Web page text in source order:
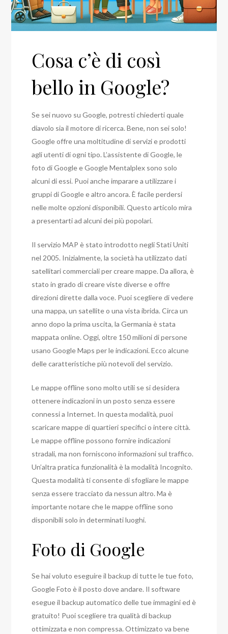
Cosa c’è di così
bello in Google?
Se sei nuovo su Google, potresti chiederti quale
diavolo sia il motore di ricerca. Bene, non sei solo!
Google offre una moltitudine di servizi e prodotti
agli utenti di ogni tipo. L’assistente di Google, le
foto di Google e Google Mentalplex sono solo
alcuni di essi. Puoi anche imparare a utilizzare i
gruppi di Google e altro ancora. È facile perdersi
nelle molte opzioni disponibili. Questo articolo mira
a presentarti ad alcuni dei più popolari.
Il servizio MAP è stato introdotto negli Stati Uniti
nel 2005. Inizialmente, la società ha utilizzato dati
satellitari commerciali per creare mappe. Da allora, è
stato in grado di creare viste diverse e offre
direzioni dirette dalla voce. Puoi scegliere di vedere
una mappa, un satellite o una vista ibrida. Circa un
anno dopo la prima uscita, la Germania è stata
mappata online. Oggi, oltre 150 milioni di persone
usano Google Maps per le indicazioni. Ecco alcune
delle caratteristiche più notevoli del servizio.
Le mappe offline sono molto utili se si desidera
ottenere indicazioni in un posto senza essere
connessi a Internet. In questa modalità, puoi
scaricare mappe di quartieri specifici o intere città.
Le mappe offline possono fornire indicazioni
stradali, ma non forniscono informazioni sul traffico.
Un’altra pratica funzionalità è la modalità Incognito.
Questa modalità ti consente di sfogliare le mappe
senza essere tracciato da nessun altro. Ma è
importante notare che le mappe offline sono
disponibili solo in determinati luoghi.
Foto di Google
Se hai voluto eseguire il backup di tutte le tue foto,
Google Foto è il posto dove andare. Il software
esegue il backup automatico delle tue immagini ed è
gratuito! Puoi scegliere tra qualità di backup
ottimizzata e non compressa. Ottimizzato va bene